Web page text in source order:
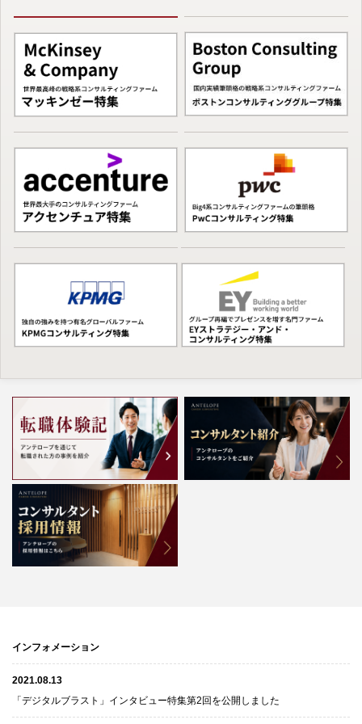
インフォメーション
2021.08.13
「デジタルブラスト」インタビュー特集第2回を公開しました